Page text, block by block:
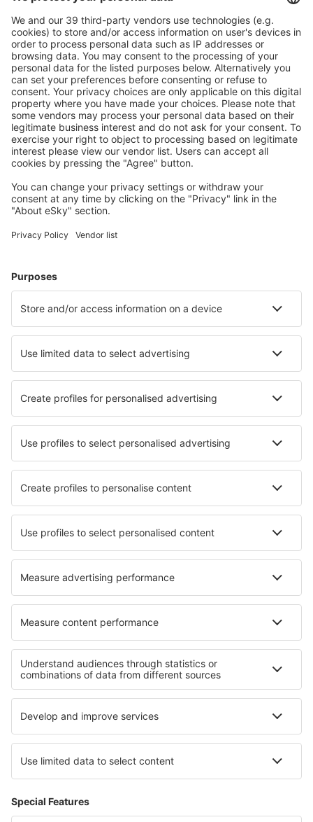
Milão
Forli Luigi Ridolfi (FRL)
Milão
Veneza
Elba Marina di Campo (EBA)
Olbia Costa Esmeralda (OLB)
Palermo Punta Raisi (PMO)
Pantelleria Airport (PNL)
Pisa Galileo Galilei (PSA)
Reggio Calabria Airport (REG)
Trieste Ronchi dei Legionari (TRS)
Salerno Pontecagnano (QSR)
Veneza
Perugia S. Egidio (PEG)
Verona Villafrancai (VRN)
Trapani Birgi (TPS)
Comiso Vincenzo Magliocco (CIY)